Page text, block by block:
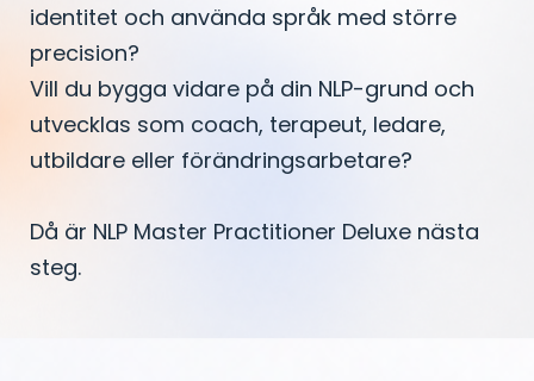
identitet och använda språk med större
precision?
Vill du bygga vidare på din NLP-grund och
utvecklas som coach, terapeut, ledare,
utbildare eller förändringsarbetare?
Då är NLP Master Practitioner Deluxe nästa
steg.